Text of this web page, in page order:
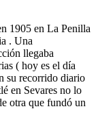
1905 en La Penilla
. Una
llegaba
( hoy es el día
su recorrido diario
en Sevares no lo
otra que fundó un